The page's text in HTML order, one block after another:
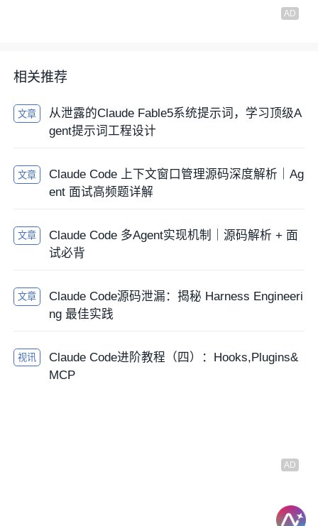
相关推荐
文章
从泄露的Claude Fable5系统提示词，学习顶级A
gent提示词工程设计
文章
Claude Code 上下文窗口管理源码深度解析｜Ag
ent 面试高频题详解
文章
Claude Code 多Agent实现机制｜源码解析 + 面
试必背
文章
Claude Code源码泄漏：揭秘 Harness Engineeri
ng 最佳实践
视讯
Claude Code进阶教程（四）：Hooks,Plugins&
MCP